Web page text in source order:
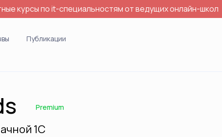
курсы по it-специальностям от ведущих онлайн-школ
Публикации
Premium
1С